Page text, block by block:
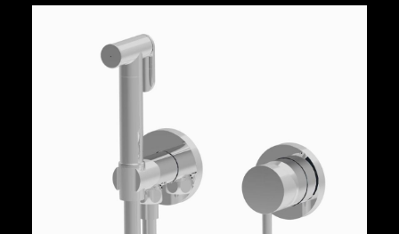
Περιβάλλοντα
Tελειωματα
Που να αγορασετε